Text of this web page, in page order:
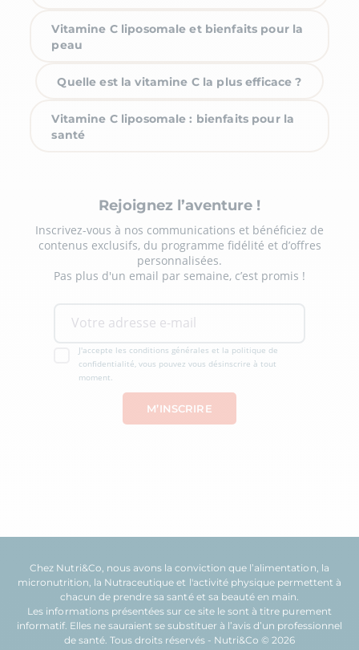
Vitamine C liposomale et bienfaits pour la
peau
Quelle est la vitamine C la plus efficace ?
Vitamine C liposomale : bienfaits pour la
santé
Rejoignez l’aventure !
Inscrivez-vous à nos communications et bénéficiez de
contenus exclusifs, du programme fidélité et d’offres
personnalisées.
Pas plus d'un email par semaine, c’est promis !
J'accepte les conditions générales et la politique de
confidentialité, vous pouvez vous désinscrire à tout
moment.
Chez Nutri&Co, nous avons la conviction que l’alimentation , la
micronutrition , la Nutraceutique et l'activité physiquepermettent à
chacun de prendre sasantéet sa beautéen main.
Les informations présentées sur ce site le sont à titre purement
informatif. Elles ne sauraient se substituer à l’avis d’un professionnel
de santé. Tous droits réservés - Nutri&Co © 2026